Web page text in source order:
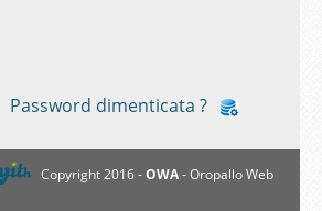
Password dimenticata ?
Copyright 2016 -OWA- Oropallo Web